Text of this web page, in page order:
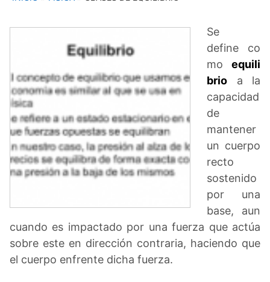
Se
define co
mo equili
brio a la
capacidad
de
mantener
un cuerpo
recto
sostenido
por una
base, aun
cuando es impactado por una fuerza que actúa
sobre este en dirección contraria, haciendo que
el cuerpo enfrente dicha fuerza.